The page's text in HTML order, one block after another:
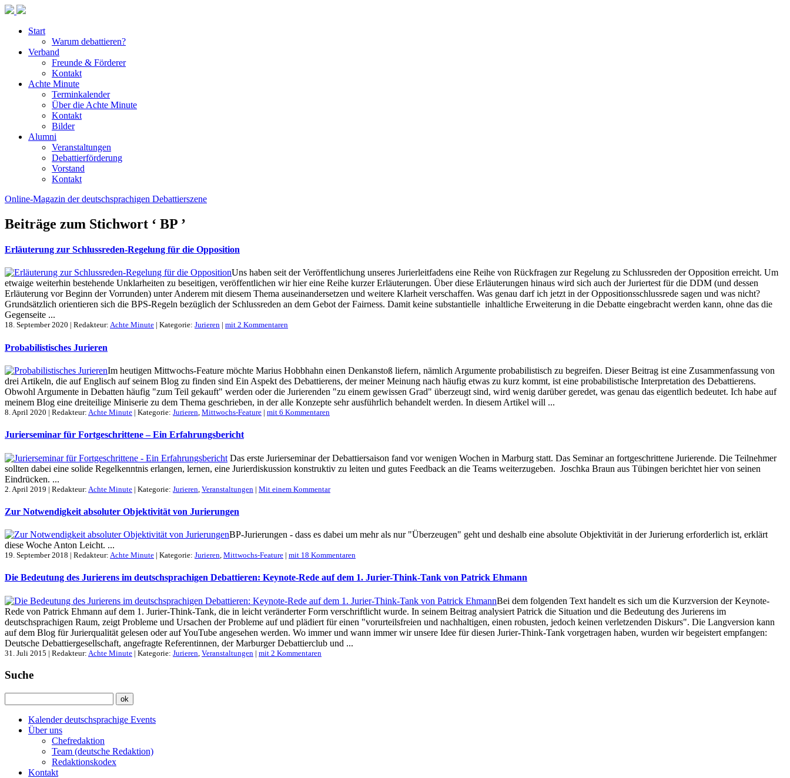
Start
Warum debattieren?
Verband
Freunde & Förderer
Kontakt
Achte Minute
Terminkalender
Über die Achte Minute
Kontakt
Bilder
Alumni
Veranstaltungen
Debattierförderung
Vorstand
Kontakt
Online-Magazin der deutschsprachigen Debattierszene
Beiträge zum Stichwort ‘ BP ’
Erläuterung zur Schlussreden-Regelung für die Opposition
Uns haben seit der Veröffentlichung unseres Jurierleitfadens eine Reihe von Rückfragen zur Regelung zu Schlussreden der Opposition erreicht. Um
etwaige weiterhin bestehende Unklarheiten zu beseitigen, veröffentlichen wir hier eine Reihe kurzer Erläuterungen. Über diese Erläuterungen hinaus wird sich auch der Juriertest für die DDM (und dessen
Erläuterung vor Beginn der Vorrunden) unter Anderem mit diesem Thema auseinandersetzen und weitere Klarheit verschaffen. Was genau darf ich jetzt in der Oppositionsschlussrede sagen und was nicht?
Grundsätzlich orientieren sich die BPS-Regeln bezüglich der Schlussreden an dem Gebot der Fairness. Damit keine substantielle inhaltliche Erweiterung in die Debatte eingebracht werden kann, ohne das die
Gegenseite ...
18. September 2020 | Redakteur: Achte Minute | Kategorie: Jurieren | mit 2 Kommentaren
Probabilistisches Jurieren
Im heutigen Mittwochs-Feature möchte Marius Hobbhahn einen Denkanstoß liefern, nämlich Argumente probabilistisch zu begreifen. Dieser Beitrag ist eine Zusammenfassung von
drei Artikeln, die auf Englisch auf seinem Blog zu finden sind Ein Aspekt des Debattierens, der meiner Meinung nach häufig etwas zu kurz kommt, ist eine probabilistische Interpretation des Debattierens.
Obwohl Argumente in Debatten häufig "zum Teil gekauft" werden oder die Jurierenden "zu einem gewissen Grad" überzeugt sind, wird wenig darüber geredet, was genau das eigentlich bedeutet. Ich habe auf
meinem Blog eine dreiteilige Miniserie zu dem Thema geschrieben, in der alle Konzepte sehr ausführlich behandelt werden. In diesem Artikel will ...
8. April 2020 | Redakteur: Achte Minute | Kategorie: Jurieren Mittwochs-Feature | mit 6 Kommentaren
Jurierseminar für Fortgeschrittene – Ein Erfahrungsbericht
Das erste Jurierseminar der Debattiersaison fand vor wenigen Wochen in Marburg statt. Das Seminar an fortgeschrittene Jurierende. Die Teilnehmer
sollten dabei eine solide Regelkenntnis erlangen, lernen, eine Jurierdiskussion konstruktiv zu leiten und gutes Feedback an die Teams weiterzugeben. Joschka Braun aus Tübingen berichtet hier von seinen
Eindrücken. ...
2. April 2019 | Redakteur: Achte Minute | Kategorie: Jurieren Veranstaltungen | Mit einem Kommentar
Zur Notwendigkeit absoluter Objektivität von Jurierungen
BP-Jurierungen - dass es dabei um mehr als nur "Überzeugen" geht und deshalb eine absolute Objektivität in der Jurierung erforderlich ist, erklärt
diese Woche Anton Leicht. ...
19. September 2018 | Redakteur: Achte Minute | Kategorie: Jurieren, Mittwochs-Feature | mit 18 Kommentaren
Die Bedeutung des Jurierens im deutschsprachigen Debattieren: Keynote-Rede auf dem 1. Jurier-Think-Tank von Patrick Ehmann
Bei dem folgenden Text handelt es sich um die Kurzversion der Keynote-
Rede von Patrick Ehmann auf dem 1. Jurier-Think-Tank, die in leicht veränderter Form verschriftlicht wurde. In seinem Beitrag analysiert Patrick die Situation und die Bedeutung des Jurierens im
deutschsprachigen Raum, zeigt Probleme und Ursachen der Probleme auf und plädiert für einen "vorurteilsfreien und nachhaltigen, einen robusten, jedoch keinen verletzenden Diskurs". Die Langversion kann
auf dem Blog für Jurierqualität gelesen oder auf YouTube angesehen werden. Wo immer und wann immer wir unsere Idee für diesen Jurier-Think-Tank vorgetragen haben, wurden wir begeistert empfangen:
Deutsche Debattiergesellschaft, angefragte Referentinnen, der Marburger Debattierclub und ...
31. Juli 2015 | Redakteur: Achte Minute | Kategorie: Jurieren Veranstaltungen | mit 2 Kommentaren
Suche
Kalender deutschsprachige Events
Über uns
Chefredaktion
Team (deutsche Redaktion)
Redaktionskodex
Kontakt